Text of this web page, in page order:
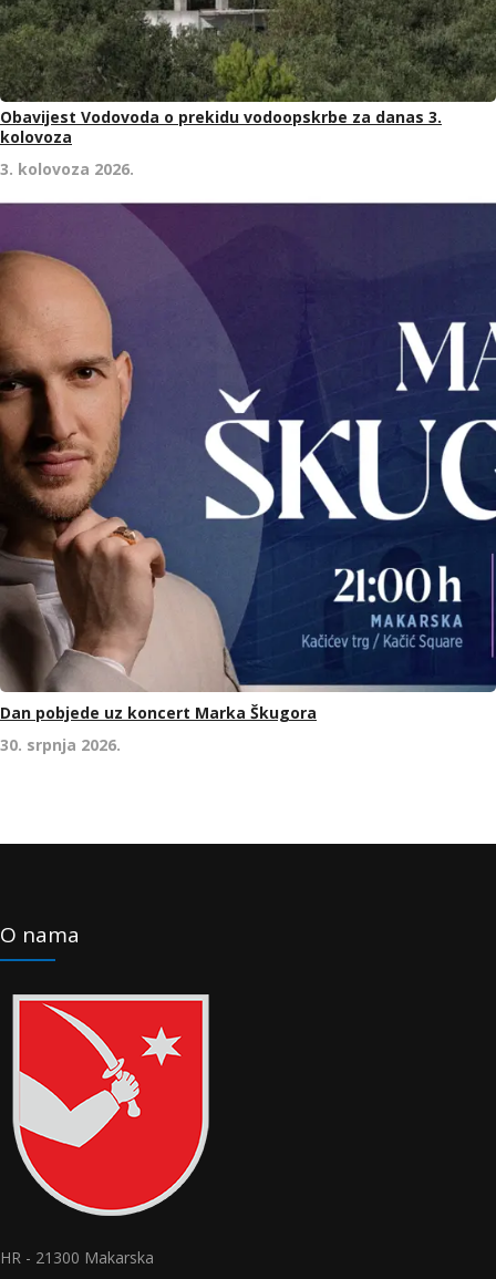
Obavijest Vodovoda o prekidu vodoopskrbe za danas 3.
kolovoza
3. kolovoza 2026.
Dan pobjede uz koncert Marka Škugora
30. srpnja 2026.
O nama
HR - 21300 Makarska